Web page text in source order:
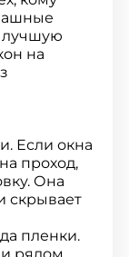
лучшую
на
Если окна
проход,
Она
скрывает
пленки.